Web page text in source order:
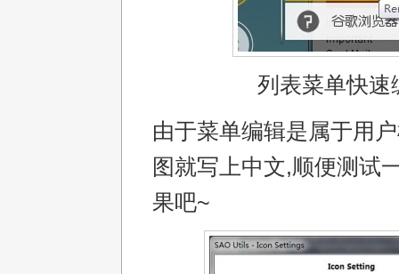
列表菜单快速
由于菜单编辑是属于用
图就写上中文,顺便测试
果吧~